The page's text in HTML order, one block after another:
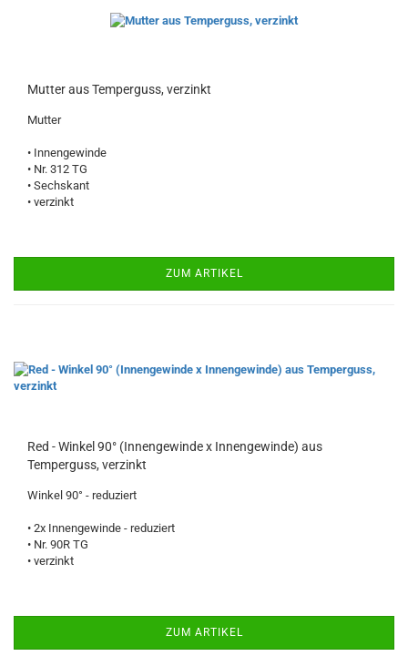
Mutter aus Temperguss, verzinkt
Mutter
• Innengewinde
• Nr. 312 TG
• Sechskant
• verzinkt
ZUM ARTIKEL
Red - Winkel 90° (Innengewinde x Innengewinde) aus
Temperguss, verzinkt
Winkel 90° - reduziert
• 2x Innengewinde - reduziert
• Nr. 90R TG
• verzinkt
ZUM ARTIKEL